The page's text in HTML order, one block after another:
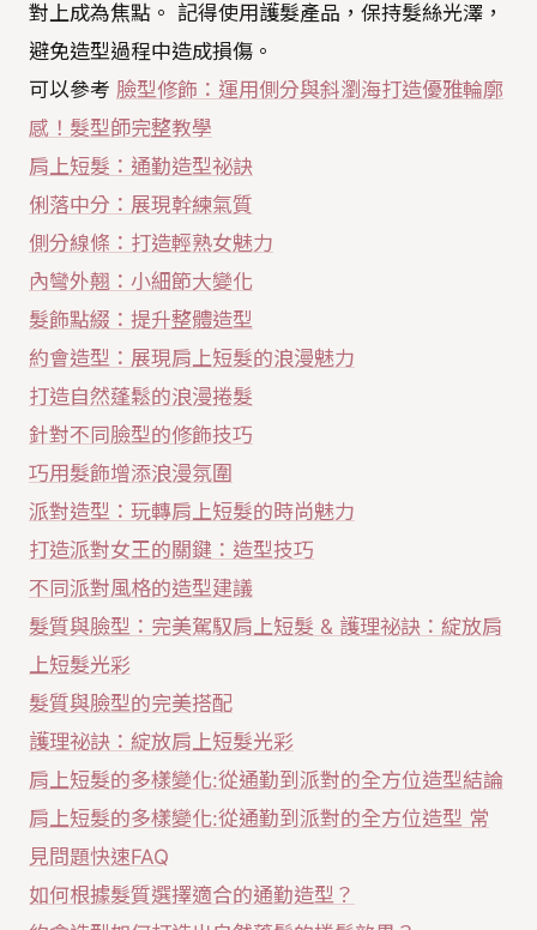
對上成為焦點。 記得使用護髮產品，保持髮絲光澤，
避免造型過程中造成損傷。
可以參考 臉型修飾：運用側分與斜瀏海打造優雅輪廓
感！髮型師完整教學
肩上短髮：通勤造型祕訣
俐落中分：展現幹練氣質
側分線條：打造輕熟女魅力
內彎外翹：小細節大變化
髮飾點綴：提升整體造型
約會造型：展現肩上短髮的浪漫魅力
打造自然蓬鬆的浪漫捲髮
針對不同臉型的修飾技巧
巧用髮飾增添浪漫氛圍
派對造型：玩轉肩上短髮的時尚魅力
打造派對女王的關鍵：造型技巧
不同派對風格的造型建議
髮質與臉型：完美駕馭肩上短髮 & 護理祕訣：綻放肩
上短髮光彩
髮質與臉型的完美搭配
護理祕訣：綻放肩上短髮光彩
肩上短髮的多樣變化:從通勤到派對的全方位造型結論
肩上短髮的多樣變化:從通勤到派對的全方位造型 常
見問題快速FAQ
如何根據髮質選擇適合的通勤造型？